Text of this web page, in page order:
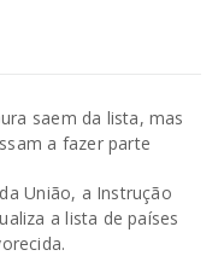
saem da lista, mas
a fazer parte
União, a Instrução
a lista de países